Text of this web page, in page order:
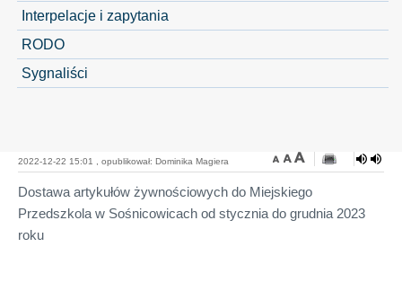
Interpelacje i zapytania
RODO
Sygnaliści
2022-12-22 15:01 , opublikował: Dominika Magiera
Dostawa artykułów żywnościowych do Miejskiego
Przedszkola w Sośnicowicach od stycznia do grudnia 2023
roku